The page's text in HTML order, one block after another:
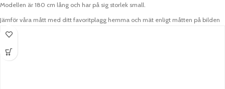
Modellen är 180 cm lång och har på sig storlek small.
Jämför våra mått med ditt favoritplagg hemma och mät enligt måtten på bilden
samt använd tabell.
ALLT I CM